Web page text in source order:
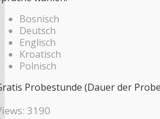
Bosnisch
Deutsch
Englisch
Kroatisch
Polnisch
Probestunde (Dauer der
3190